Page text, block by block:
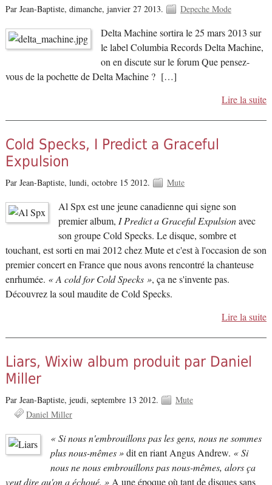
Par Jean-Baptiste, dimanche, janvier 27 2013. Depeche Mode
Delta Machine sortira le 25 mars 2013 sur
le label Columbia Records Delta Machine,
on en discute sur le forum Que pensez-
vous de la pochette de Delta Machine ? […]
Lire la suite
Cold Specks, I Predict a Graceful
Expulsion
Par Jean-Baptiste, lundi, octobre 15 2012. Mute
Al Spx est une jeune canadienne qui signe son
premier album, I Predict a Graceful Expulsionavec
son groupe Cold Specks. Le disque, sombre et
touchant, est sorti en mai 2012 chez Mute et c'est à l'occasion de son
premier concert en France que nous avons rencontré la chanteuse
enrhumée. « A cold for Cold Specks », ça ne s'invente pas.
Découvrez la soul maudite de Cold Specks.
Lire la suite
Liars, Wixiw album produit par Daniel
Miller
Par Jean-Baptiste, jeudi, septembre 13 2012.
Mute
Daniel Miller
« Si nous n'embrouillons pas les gens, nous ne sommes
plus nous-mêmes »dit en riant Angus Andrew. « Si
nous ne nous embrouillons pas nous-mêmes, alors ça
veut dire qu'on a échoué. »A une époque où tant de disques sans